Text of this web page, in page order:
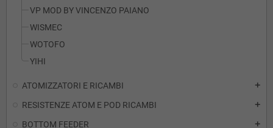
VP MOD BY VINCENZO PAIANO
WISMEC
WOTOFO
YIHI
ATOMIZZATORI E RICAMBI add
RESISTENZE ATOM E POD RICAMBI add
BOTTOM FEEDER add